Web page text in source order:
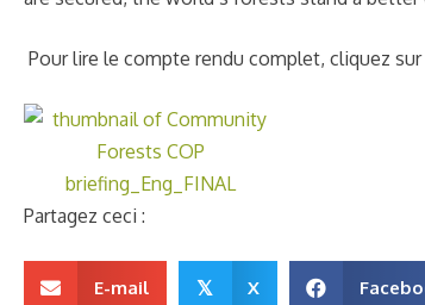
Pour lire le compte rendu complet, cliquez
Partagez ceci :
E-mail 𝕏 X